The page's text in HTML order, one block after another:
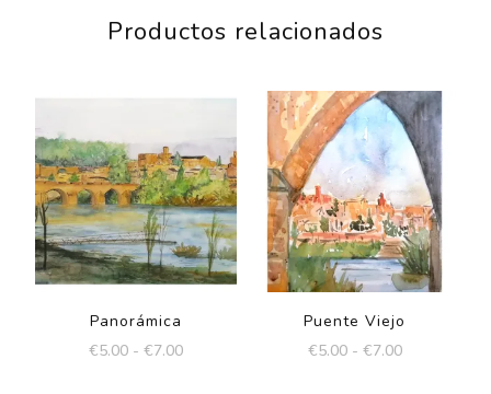
Productos relacionados
Panorámica
€5.00 - €7.00Rango
Puente Viejo
€5.00 - €7.00Rango